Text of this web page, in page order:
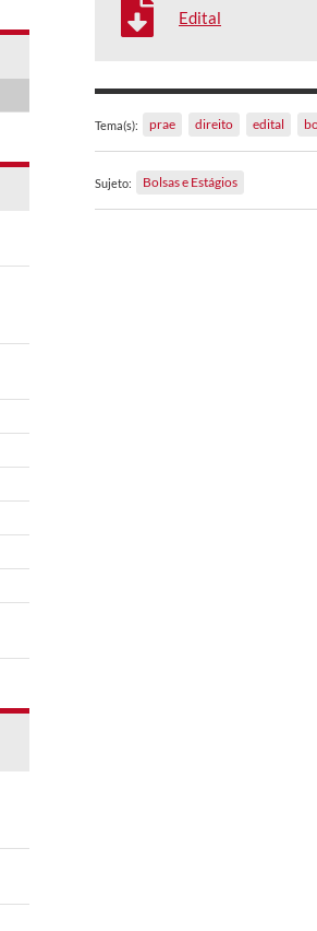
Edital
Tema(s): prae direito edital
Sujeto: Bolsas e Estágios